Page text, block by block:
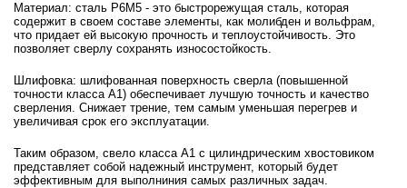
Материал: сталь Р6М5 - это быстрорежущая сталь, которая
содержит в своем составе элементы, как молибден и вольфрам,
что придает ей высокую прочность и теплоустойчивость. Это
позволяет сверлу сохранять износостойкость.
Шлифовка: шлифованная поверхность сверла (повышенной
точности класса А1) обеспечивает лучшую точность и качество
сверления. Снижает трение, тем самым уменьшая перегрев и
увеличивая срок его эксплуатации.
Таким образом, свело класса А1 с цилиндрическим хвостовиком
представляет собой надежный инструмент, который будет
эффективным для выполниния самых различных задач.